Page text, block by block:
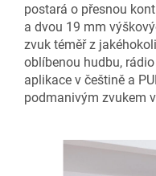
postará o přesnou
a dvou 19 mm
zvuk téměř z
oblíbenou hudbu,
aplikace v češtině a
podmanivým zvukem